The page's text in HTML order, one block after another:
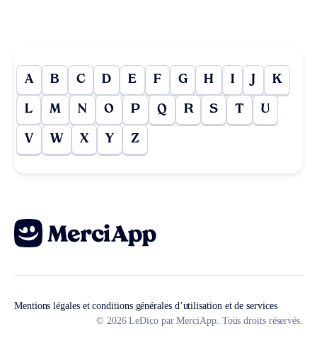
A B C D E F G H I J K
L M N O P Q R S T U
V W X Y Z
Mentions légales et conditions générales d’utilisation et de services
© 2026 LeDico par MerciApp. Tous droits réservés.